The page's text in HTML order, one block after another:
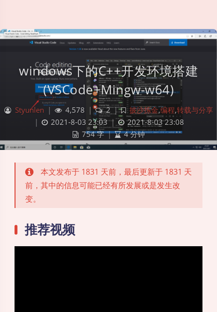
windows下的C++开发环境搭建
(VSCode+Mingw-w64)
Styunlen 4,578 2 | 披沙拣金,编程,转载与分享
2021-8-03 23:03 |
2021-8-03 23:08
754 字 | 4 分钟
本文发布于 1831 天前，最后更新于 1831 天
前，其中的信息可能已经有所发展或是发生改
变。
推荐视频